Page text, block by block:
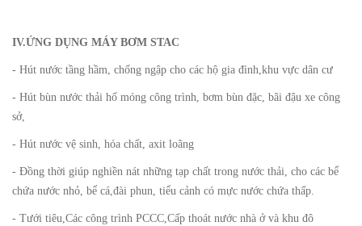
IV.ỨNG DỤNG MÁY BƠM STAC
- Hút nước tầng hầm, chống ngập cho các hộ gia đình,khu vực dân cư
- Hút bùn nước thải hố móng công trình, bơm bùn đặc, bãi đậu xe công
sở,
- Hút nước vệ sinh, hóa chất, axit loãng
- Đồng thời giúp nghiền nát những tạp chất trong nước thải, cho các bể
chứa nước nhỏ, bể cá,đài phun, tiểu cảnh có mực nước chứa thấp.
- Tưới tiêu,Các công trình PCCC,Cấp thoát nước nhà ở và khu đô